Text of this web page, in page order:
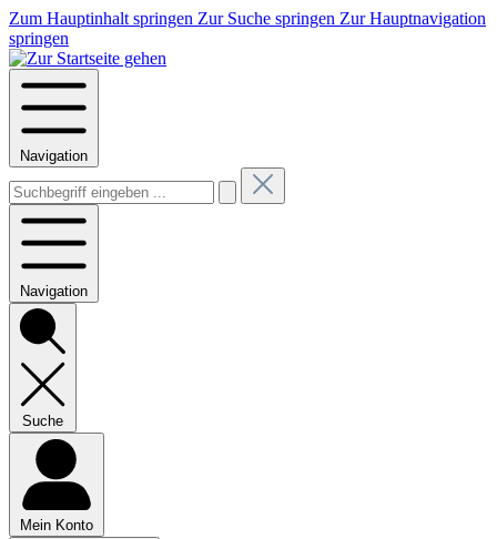
Zum Hauptinhalt springen Zur Suche springen Zur Hauptnavigation
springen
Navigation
Navigation
Suche
Mein Konto